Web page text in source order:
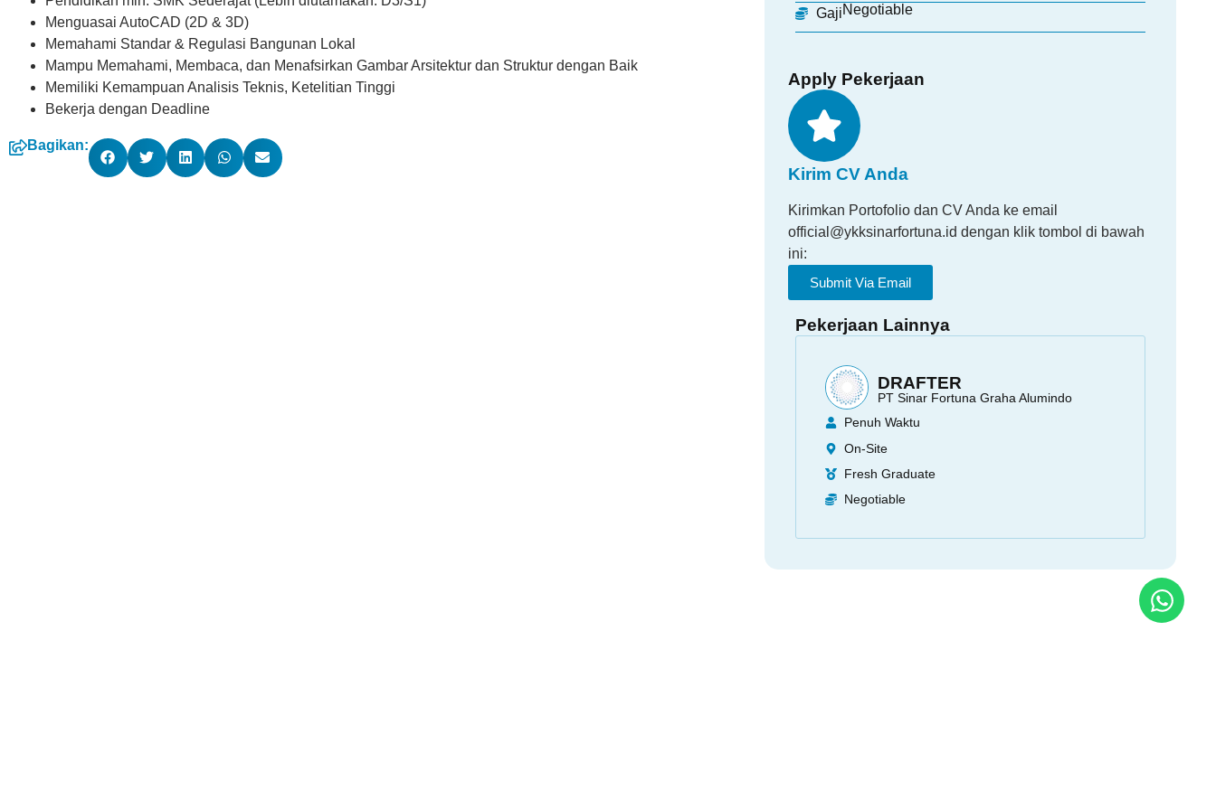
Menguasai AutoCAD (2D & 3D)
Memahami Standar & Regulasi Bangunan Lokal
Mampu Memahami, Membaca, dan Menafsirkan Gambar Arsitektur dan Struktur dengan Baik
Memiliki Kemampuan Analisis Teknis, Ketelitian Tinggi
Bekerja dengan Deadline
Bagikan:
GajiNegotiable
Apply Pekerjaan
Kirim CV Anda
Kirimkan Portofolio dan CV Anda ke email
official@ykksinarfortuna.id dengan klik tombol di bawah
ini:
Submit Via Email
Pekerjaan Lainnya
DRAFTER
PT Sinar Fortuna Graha Alumindo
Penuh Waktu
On-Site
Fresh Graduate
Negotiable